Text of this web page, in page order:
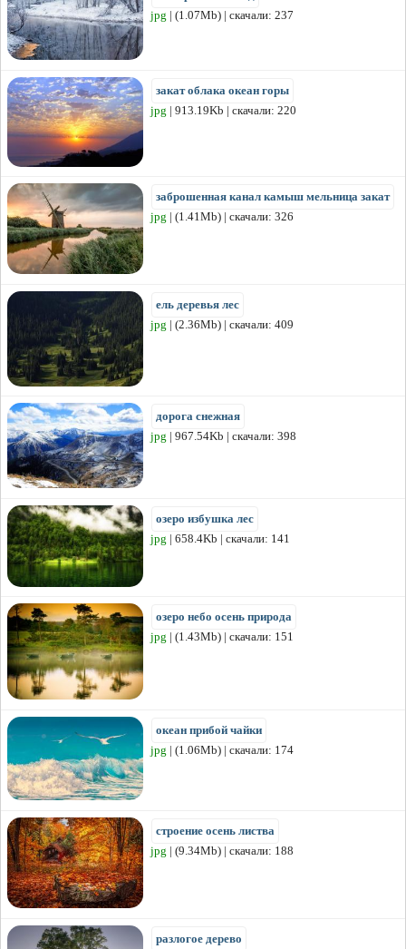
jpg | (1.07Mb) | скачали: 237
закат облака океан горы
jpg | 913.19Kb | скачали: 220
заброшенная канал камыш мельница закат
jpg | (1.41Mb) | скачали: 326
ель деревья лес
jpg | (2.36Mb) | скачали: 409
дорога снежная
jpg | 967.54Kb | скачали: 398
озеро избушка лес
jpg | 658.4Kb | скачали: 141
озеро небо осень природа
jpg | (1.43Mb) | скачали: 151
океан прибой чайки
jpg | (1.06Mb) | скачали: 174
строение осень листва
jpg | (9.34Mb) | скачали: 188
разлогое дерево